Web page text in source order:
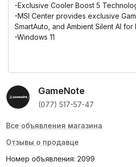
-Exclusive Cooler Boost 5
-MSI Center provides exclusive
SmartAuto, and Ambient Silent AI
-Windows 11
GameNote
(077) 517-57-47
Все объявления магазина
Отзывы о продавце
Номер объявления: 2099